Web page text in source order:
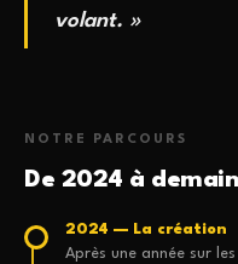
volant. »
NOTRE PARCOURS
De 2024 à demain
2024 — La création
Après une année sur